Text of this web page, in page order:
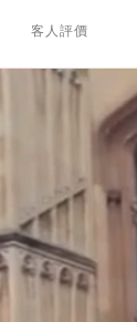
客人評價